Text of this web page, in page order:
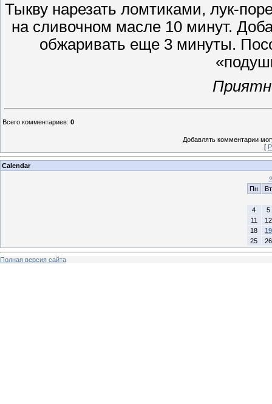
Тыкву нарезать ломтиками, лук-
на сливочном масле 10 минут.
обжаривать еще 3 минуты.
Всего комментариев: 0
Добавлять комментарии
[
Calendar
«
Пн
Вт
4
5
11
12
18
19
25
26
Полная версия сайта